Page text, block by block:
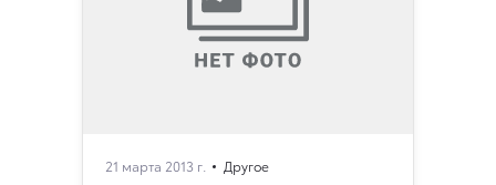
21 марта 2013 г. Другое